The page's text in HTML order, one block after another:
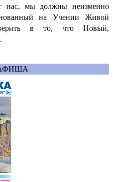
нас, мы должны неизменно
на Учении Живой
в то, что Новый,